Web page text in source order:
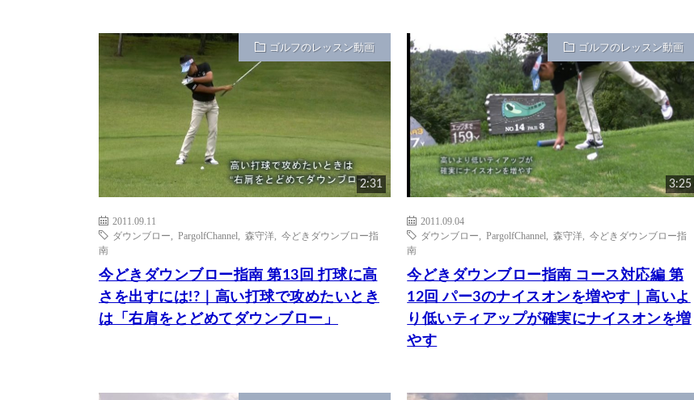
ゴルフのレッスン動画
2:31
2011.09.11
ダウンブロー
PargolfChannel 森守洋
今どきダウンブロー指
南
今どきダウンブロー指南 第13回 打球に高
さを出すには!?｜高い打球で攻めたいとき
は「右肩をとどめてダウンブロー」
ゴルフのレッスン動画
3:25
2011.09.04
ダウンブロー
,PargolfChannel ,森守洋 ,今どきダウンブロー指
南
今どきダウンブロー指南 コース対応編 第
12回 パー3のナイスオンを増やす｜高いよ
り低いティアップが確実にナイスオンを増
やす